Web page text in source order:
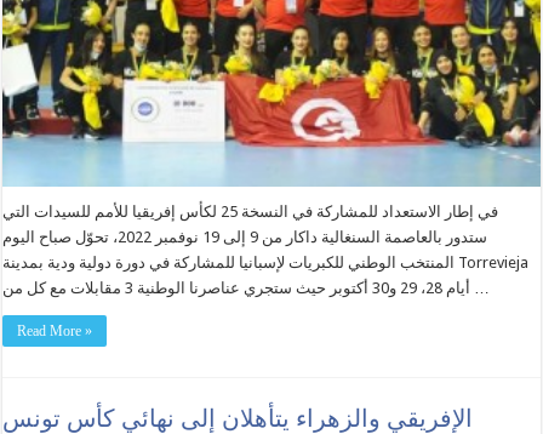
في إطار الاستعداد للمشاركة في النسخة 25 لكأس إفريقيا للأمم للسيدات التي
ستدور بالعاصمة السنغالية داكار من 9 إلى 19 نوفمبر 2022، تحوّل صباح اليوم
المنتخب الوطني للكبريات لإسبانيا للمشاركة في دورة دولية ودية بمدينة Torrevieja
أيام 28، 29 و30 أكتوبر حيث ستجري عناصرنا الوطنية 3 مقابلات مع كل من …
Read More »
الإفريقي والزهراء يتأهلان إلى نهائي كأس تونس